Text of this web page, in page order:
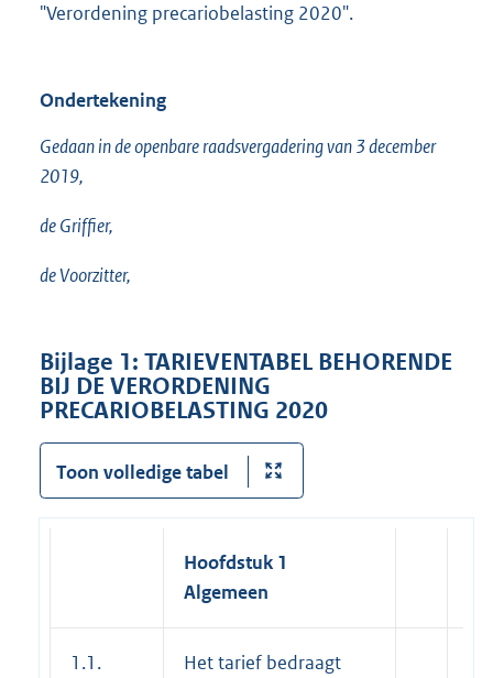
"Verordening precariobelasting 2020".
Ondertekening
Gedaan in de openbare raadsvergadering van 3 december
2019,
de Griffier,
de Voorzitter,
Bijlage 1: TARIEVENTABEL BEHORENDE
BIJ DE VERORDENING
PRECARIOBELASTING 2020
Toon volledige tabel
Hoofdstuk 1
Algemeen
1.1.
Het tarief bedraagt